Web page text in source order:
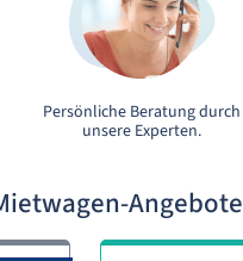
Persönliche Beratung durch
unsere Experten.
Angebote